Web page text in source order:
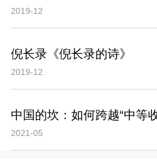
2019-12
倪长录《倪长录的诗》
2019-12
中国的坎：如何跨越“中等
2021-05